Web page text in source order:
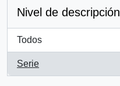
Nivel de descripción
Todos
Serie
, 3 resultados